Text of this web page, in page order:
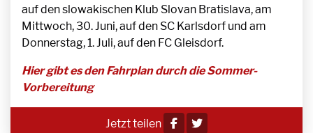
auf den slowakischen Klub Slovan Bratislava, am
Mittwoch, 30. Juni, auf den SC Karlsdorf und am
Donnerstag, 1. Juli, auf den FC Gleisdorf.
Hier gibt es den Fahrplan durch die Sommer-
Vorbereitung
Jetzt teilen